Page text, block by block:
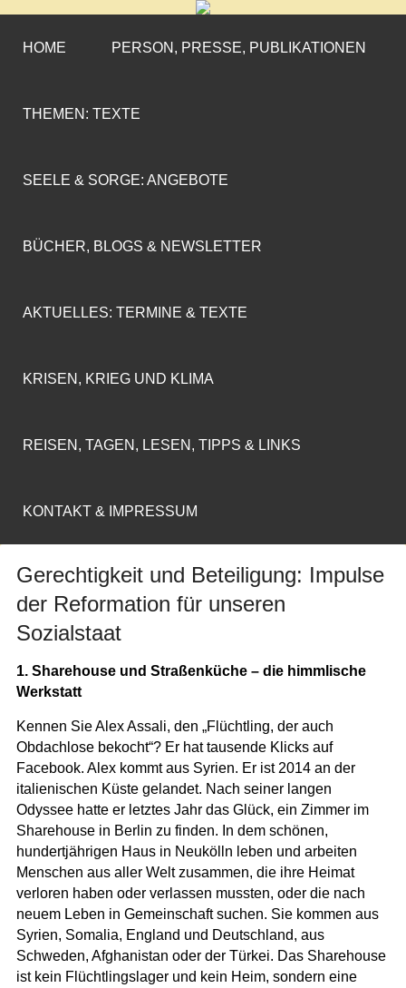
CORNELIA COENEN-
MARX
»ENGAGEMENT MIT PROFIL«
HOME PERSON, PRESSE, PUBLIKATIONEN
THEMEN: TEXTE
SEELE & SORGE: ANGEBOTE
BÜCHER, BLOGS & NEWSLETTER
AKTUELLES: TERMINE & TEXTE
KRISEN, KRIEG UND KLIMA
REISEN, TAGEN, LESEN, TIPPS & LINKS
KONTAKT & IMPRESSUM
Gerechtigkeit und Beteiligung: Impulse
der Reformation für unseren
Sozialstaat
1. Sharehouse und Straßenküche – die himmlische
Werkstatt
Kennen Sie Alex Assali, den „Flüchtling, der auch
Obdachlose bekocht“? Er hat tausende Klicks auf
Facebook. Alex kommt aus Syrien. Er ist 2014 an der
italienischen Küste gelandet. Nach seiner langen
Odyssee hatte er letztes Jahr das Glück, ein Zimmer im
Sharehouse in Berlin zu finden. In dem schönen,
hundertjährigen Haus in Neukölln leben und arbeiten
Menschen aus aller Welt zusammen, die ihre Heimat
verloren haben oder verlassen mussten, oder die nach
neuem Leben in Gemeinschaft suchen. Sie kommen aus
Syrien, Somalia, England und Deutschland, aus
Schweden, Afghanistan oder der Türkei. Das Sharehouse
ist kein Flüchtlingslager und kein Heim, sondern eine